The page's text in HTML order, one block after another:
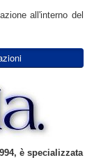
all'interno del
è specializzata